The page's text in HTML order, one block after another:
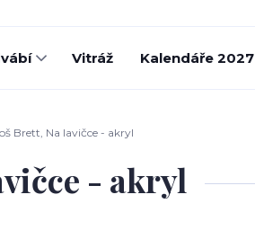
Vitráž Kalendáře 2027
Brett, Na lavičce - akryl
- akryl